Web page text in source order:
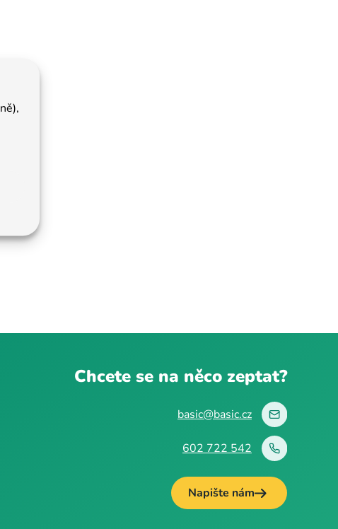
Chcete se na něco zeptat?
basic@basic.cz
602 722 542
Napište nám